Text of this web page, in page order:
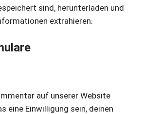
sind, herunterladen und
extrahieren.
auf unserer Website
eine Einwilligung sein, deinen